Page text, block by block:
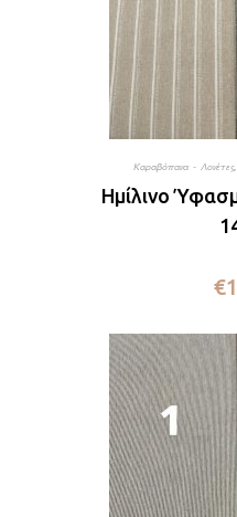
Καραβόπανα - Λονέτες,
Ημίλινο
€